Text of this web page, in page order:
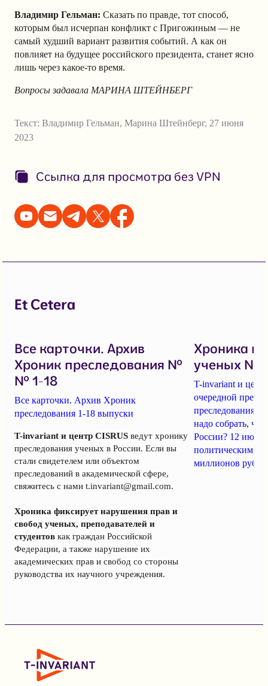
Владимир Гельман: Сказать по правде, тот способ,
которым был исчерпан конфликт с Пригожиным — не
самый худший вариант развития событий. А как он
повлияет на будущее российского президента, станет ясно
лишь через какое-то время.
Вопросы задавала МАРИНА ШТЕЙНБЕРГ
Текст: Владимир Гельман, Марина Штейнберг, 27 июня
2023
Ссылка для просмотра без VPN
Et Cetera
Все карточки. Архив
Хроник преследования №
№ 1-18
Все карточки. Архив Хроник
преследования 1-18 выпуски
T-invariant и центр CISRUS ведут хронику
преследования ученых в России. Если вы
стали свидетелем или объектом
преследований в академической сфере,
свяжитесь с нами t.invariant@gmail.com.
Хроника фиксирует нарушения прав и
свобод ученых, преподавателей и
студентов как граждан Российской
Федерации, а также нарушение их
академических прав и свобод со стороны
руководства их научного учреждения.
Хроника
ученых №
T-invariant и
очередной
преследования
надо собрать,
России? 12
политическим
миллионов